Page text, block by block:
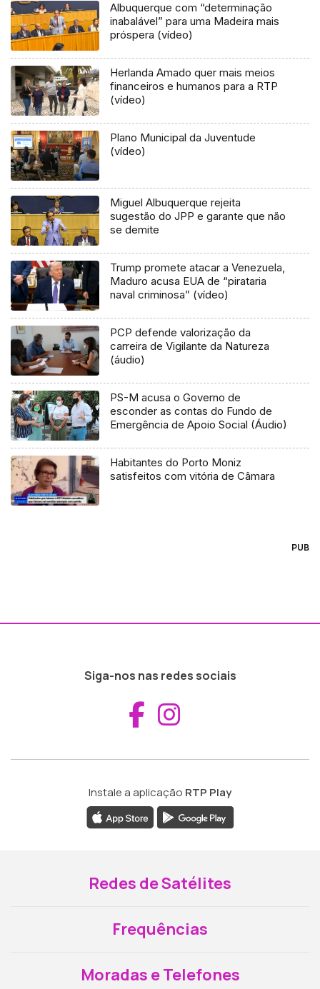
Albuquerque com “determinação
inabalável” para uma Madeira mais
próspera (vídeo)
Herlanda Amado quer mais meios
financeiros e humanos para a RTP
(vídeo)
Plano Municipal da Juventude
(vídeo)
Miguel Albuquerque rejeita
sugestão do JPP e garante que não
se demite
Trump promete atacar a Venezuela,
Maduro acusa EUA de “pirataria
naval criminosa” (vídeo)
PCP defende valorização da
carreira de Vigilante da Natureza
(áudio)
PS-M acusa o Governo de
esconder as contas do Fundo de
Emergência de Apoio Social (Áudio)
Habitantes do Porto Moniz
satisfeitos com vitória de Câmara
PUB
Siga-nos nas redes sociais
Aceder ao
Instale a aplicação RTP Play
Redes de Satélites
Frequências
Moradas e Telefones